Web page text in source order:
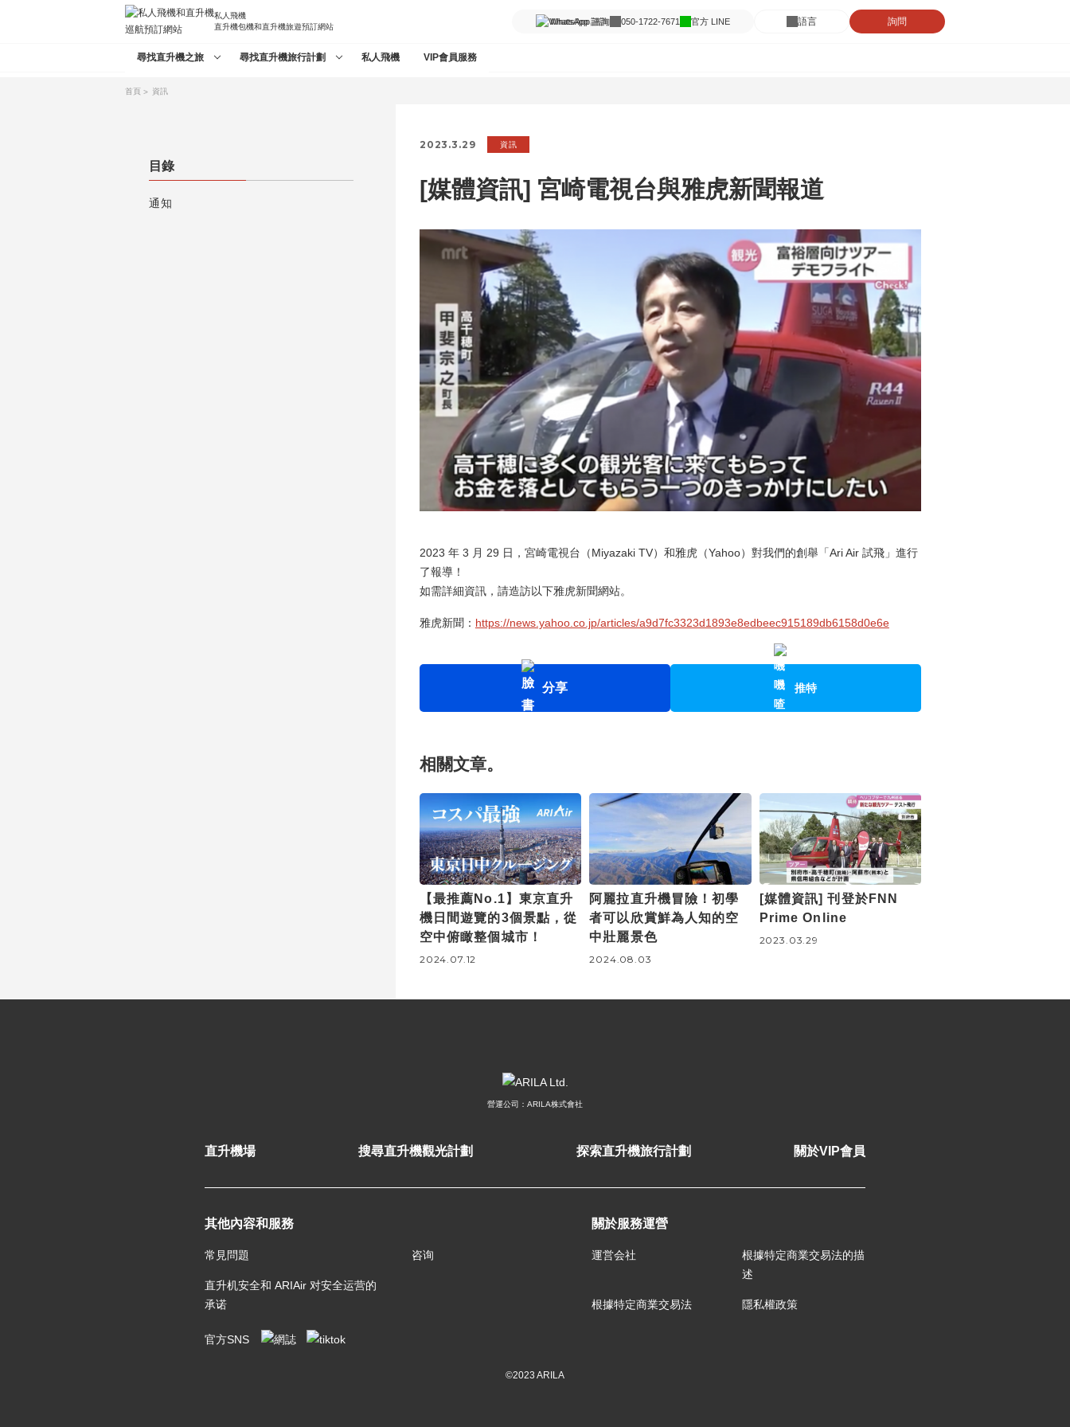
私人飛機
直升機包機和直升機旅遊預訂網站
WhatsApp 諮詢 050-1722-7671 官方 LINE 語言 詢問
尋找直升機之旅 尋找直升機旅行計劃 私人飛機 VIP會員服務
首頁 資訊
目錄
通知
2023.3.29 資訊
[媒體資訊] 宮崎電視台與雅虎新聞報道
2023 年 3 月 29 日，宮崎電視台（Miyazaki TV）和雅虎（Yahoo）對我們的創舉「Ari Air 試飛」進行
了報導！
如需詳細資訊，請造訪以下雅虎新聞網站。
雅虎新聞： https://news.yahoo.co.jp/articles/a9d7fc3323d1893e8edbeec915189db6158d0e6e
分享 推特
相關文章。
【最推薦No.1】東京直升
機日間遊覽的3個景點，從
空中俯瞰整個城市！
2024.07.12
阿麗拉直升機冒險！初學
者可以欣賞鮮為人知的空
中壯麗景色
2024.08.03
[媒體資訊] 刊登於FNN
Prime Online
2023.03.29
營運公司：ARILA株式會社
直升機場 搜尋直升機觀光計劃 探索直升機旅行計劃 關於VIP會員
其他內容和服務
常見問題 咨询
直升机安全和 ARIAir 对安全运营的
承诺
關於服務運營
運営会社
根據特定商業交易法的描
述
根據特定商業交易法 隱私權政策
官方SNS
©2023 ARILA